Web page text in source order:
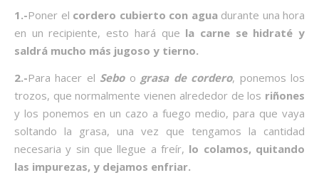
1.-Poner el cordero cubierto con aguadurante una hora
en un recipiente, esto hará que la carne se hidraté y
saldrá mucho más jugoso y tierno.
2.-Para hacer el Seboo grasa de cordero, ponemos los
trozos, que normalmente vienen alrededor de los riñones
y los ponemos en un cazo a fuego medio, para que vaya
soltando la grasa, una vez que tengamos la cantidad
necesaria y sin que llegue a freír, lo colamos, quitando
las impurezas, y dejamos enfriar.